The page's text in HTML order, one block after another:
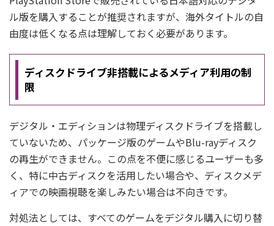
ル版を購入することが推奨されますが、海外タイトルの自
由度は低くなる点は理解しておく必要があります。
ディスクドライブ非搭載によるメディア利用の制
限
デジタル・エディションは物理ディスクドライブを搭載し
ていないため、パッケージ版のゲームやBlu-rayディスク
の再生ができません。この点を不便に感じるユーザーも多
く、特に中古ディスクを活用したい場合や、ディスクメデ
ィアでの映画視聴を楽しみたい場合は不向きです。
対処法としては、すべてのゲームをデジタル購入に切り替